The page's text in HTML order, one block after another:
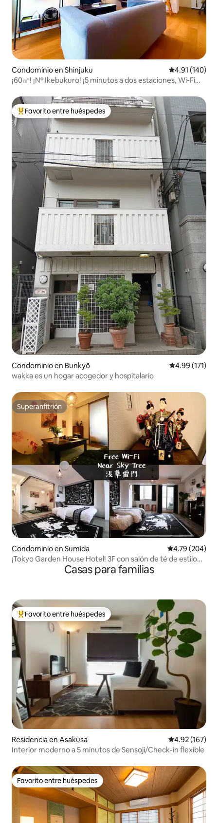
Condominio en Shinjuku Calificación
4.91 (140)
¡60㎡! ¡Nº Ikebukuro! ¡5 minutos a dos estaciones, Wi-Fi
De los mejores en Favorito entre huéspedes
Favorito entre huéspedes
Condominio en Bunkyō Calificación
4.99 (171)
wakka es un hogar acogedor y hospitalario
Superanfitrión
Superanfitrión
Condominio en Sumida Calificación
4.79 (204)
¡Tokyo Garden House Hotel! 3F con salón de té de estilo
japonés, vistas al sky treeCasas para familias
De los mejores en Favorito entre huéspedes
Favorito entre huéspedes
Residencia en Asakusa Calificación
4.92 (167)
Interior moderno a 5 minutos de Sensoji/Check-in flexible
Favorito entre huéspedes
Favorito entre huéspedes